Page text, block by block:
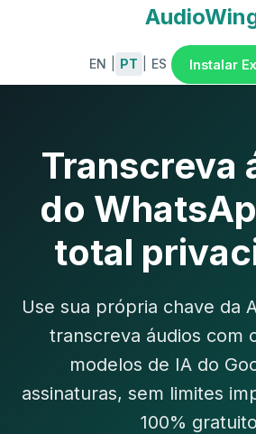
EN PT ES Instalar
Transcreva
do
total
Use sua própria chave da
transcreva áudios com
modelos de IA do
assinaturas, sem limites
100%